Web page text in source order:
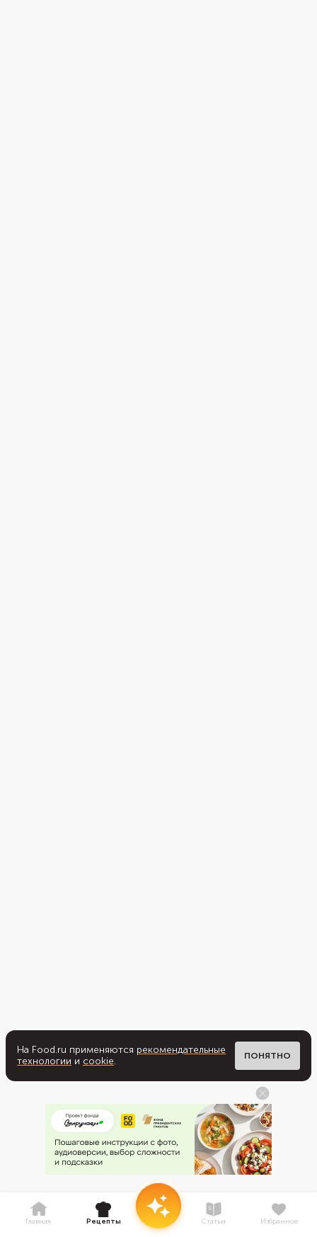
На Food.ru применяются рекомендательные
технологии и cookie. ПОНЯТНО
Главная Рецепты Статьи Избранное